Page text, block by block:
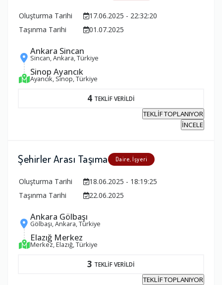
Oluşturma Tarihi
17.06.2025 - 22:32:20
Taşınma Tarihi
01.07.2025
Ankara Sincan
Sincan, Ankara, Türkiye
Sinop Ayancık
Ayancık, Sinop, Türkiye
4 TEKLİF VERİLDİ
TEKLİF TOPLANIYOR
İNCELE
Şehirler Arası Taşıma Daire, İşyeri
Oluşturma Tarihi
18.06.2025 - 18:19:25
Taşınma Tarihi
22.06.2025
Ankara Gölbaşı
Gölbaşı, Ankara, Türkiye
Elazığ Merkez
Merkez, Elazığ, Türkiye
3 TEKLİF VERİLDİ
TEKLİF TOPLANIYOR